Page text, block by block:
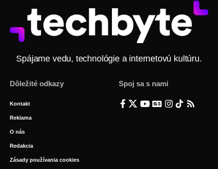
Spájame vedu, technológie a internetovú kultúru.
Dôležité odkazy
Kontakt
Reklama
O nás
Redakcia
Zásady používania cookies
Spoj sa s nami